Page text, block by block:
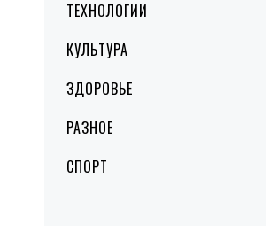
ТЕХНОЛОГИИ
КУЛЬТУРА
ЗДОРОВЬЕ
РАЗНОЕ
СПОРТ